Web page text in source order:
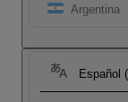
Argentina
Español